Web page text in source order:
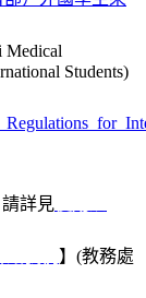
Students)
詳見
】(教務處